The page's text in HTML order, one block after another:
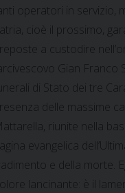
operatori in servizio,
cioè il prossimo,
a custodire
Gian Franco
di Stato dei tre
delle massime
riunite nella
evangelica
e della morte.
lancinante: è il